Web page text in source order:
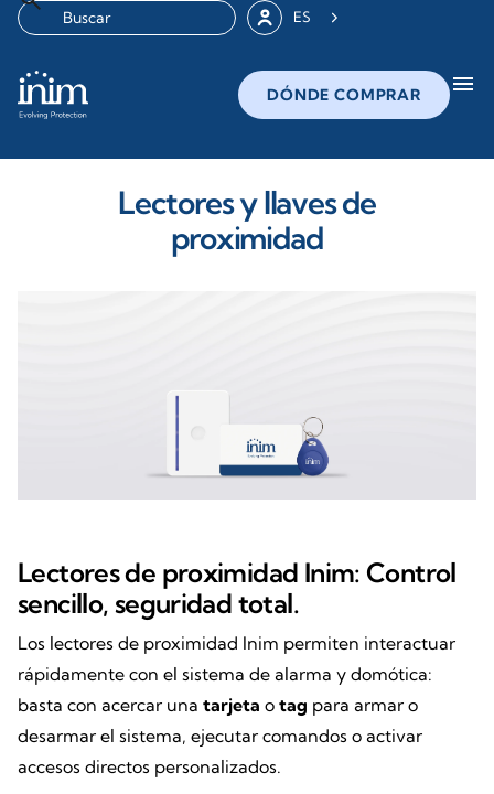
ES
DÓNDE COMPRAR menu
Lectores y llaves de
proximidad
Lectores de proximidad Inim: Control
sencillo, seguridad total.
Los lectores de proximidad Inim permiten interactuar
rápidamente con el sistema de alarma y domótica:
basta con acercar una tarjeta o tag para armar o
desarmar el sistema, ejecutar comandos o activar
accesos directos personalizados.